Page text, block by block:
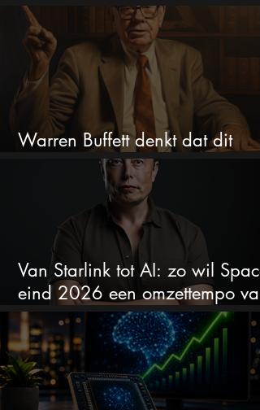
Warren Buffett denkt dat dit
aandeel nu spotgoedkoop is
Van Starlink tot AI: zo wil
eind 2026 een omzettempo van
$100 miljard bereiken